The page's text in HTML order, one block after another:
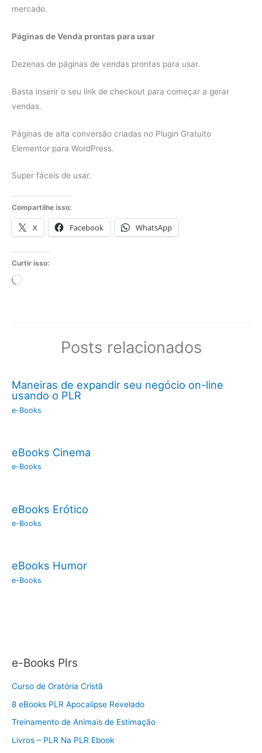
mercado.
Páginas de Venda prontas para usar
Dezenas de páginas de vendas prontas para usar.
Basta inserir o seu link de checkout para começar a gerar
vendas.
Páginas de alta conversão criadas no Plugin Gratuito
Elementor para WordPress.
Super fáceis de usar.
Compartilhe isso:
X Facebook WhatsApp
Curtir isso:
Carregando...
Posts relacionados
Maneiras de expandir seu negócio on-line
usando o PLR
e-Books
eBooks Cinema
e-Books
eBooks Erótico
e-Books
eBooks Humor
e-Books
e-Books Plrs
Curso de Oratória Cristã
8 eBooks PLR Apocalipse Revelado
Treinamento de Animais de Estimação
Livros – PLR Na PLR Ebook